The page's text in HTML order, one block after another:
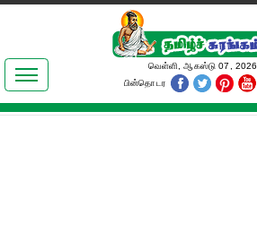
இலக்கியங்கள்
தமிழ் உலகம்
வெள்ளி, ஆகஸ்டு 07, 2026
பின்தொடர